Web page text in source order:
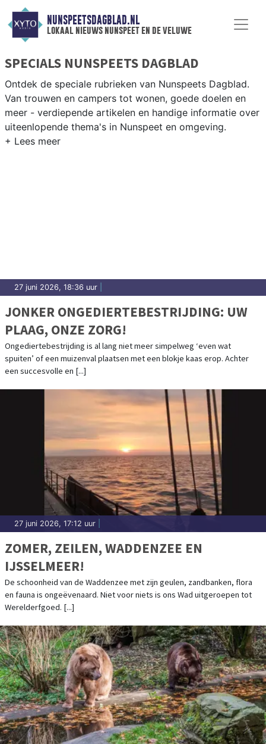
NUNSPEETSDAGBLAD.NL
lokaal nieuws nunspeet en de veluwe
SPECIALS NUNSPEETS DAGBLAD
Ontdek de speciale rubrieken van Nunspeets Dagblad.
Van trouwen en campers tot wonen, goede doelen en
meer - verdiepende artikelen en handige informatie over
uiteenlopende thema's in Nunspeet en omgeving.
27 juni 2026, 18:36 uur
JONKER ONGEDIERTEBESTRIJDING: UW
PLAAG, ONZE ZORG!
Ongediertebestrijding is al lang niet meer simpelweg ‘even wat
spuiten’ of een muizenval plaatsen met een blokje kaas erop. Achter
een succesvolle en [...]
27 juni 2026, 17:12 uur
ZOMER, ZEILEN, WADDENZEE EN
IJSSELMEER!
De schoonheid van de Waddenzee met zijn geulen, zandbanken, flora
en fauna is ongeëvenaard. Niet voor niets is ons Wad uitgeroepen tot
Werelderfgoed. [...]